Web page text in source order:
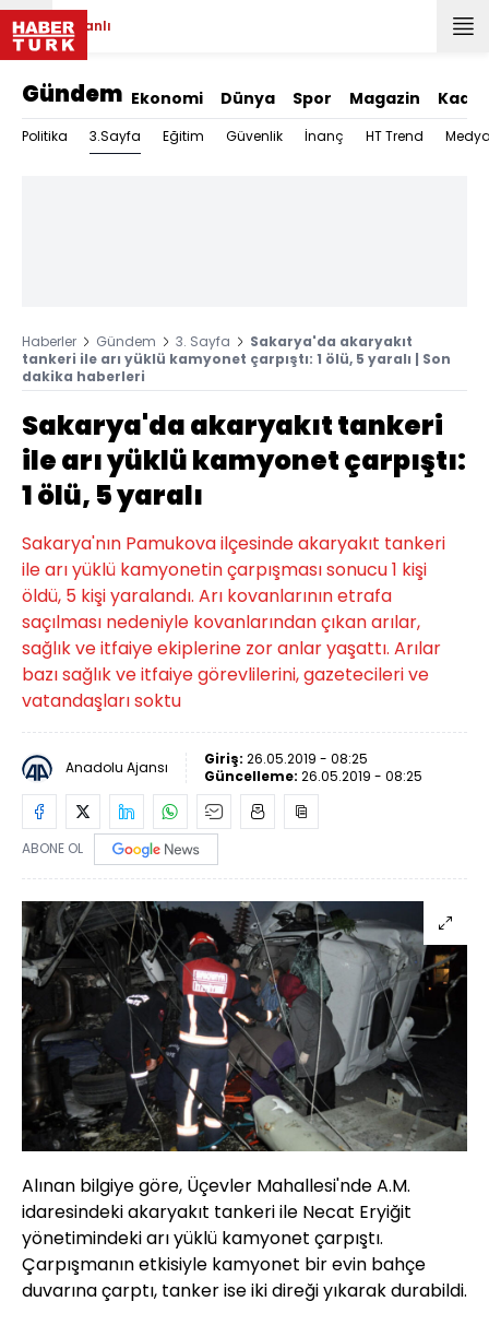
Canlı
Gündem Ekonomi Dünya Spor Magazin Kadın
Politika 3.Sayfa Eğitim Güvenlik İnanç HT Trend
Haberler Gündem 3. Sayfa
Sakarya'da akaryakıt
tankeri ile arı yüklü kamyonet çarpıştı: 1 ölü, 5 yaralı | Son
dakika haberleri
Sakarya'da akaryakıt tankeri
ile arı yüklü kamyonet çarpıştı:
1 ölü, 5 yaralı
Sakarya'nın Pamukova ilçesinde akaryakıt tankeri
ile arı yüklü kamyonetin çarpışması sonucu 1 kişi
öldü, 5 kişi yaralandı. Arı kovanlarının etrafa
saçılması nedeniyle kovanlarından çıkan arılar,
sağlık ve itfaiye ekiplerine zor anlar yaşattı. Arılar
bazı sağlık ve itfaiye görevlilerini, gazetecileri ve
vatandaşları soktu
Anadolu Ajansı Giriş: 26.05.2019 - 08:25
Güncelleme: 26.05.2019 - 08:25
ABONE OL
Alınan bilgiye göre, Üçevler Mahallesi'nde A.M.
idaresindeki akaryakıt tankeri ile Necat Eryiğit
yönetimindeki arı yüklü kamyonet çarpıştı.
Çarpışmanın etkisiyle kamyonet bir evin bahçe
duvarına çarptı, tanker ise iki direği yıkarak durabildi.